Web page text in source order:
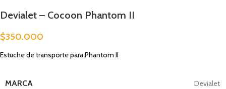
Devialet – Cocoon Phantom II
$350.000
Estuche de transporte para Phantom II
MARCA Devialet